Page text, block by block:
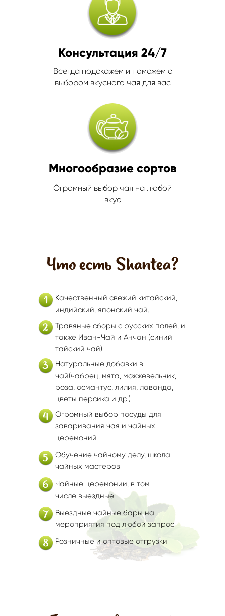
Всегда подскажем и поможем с
выбором вкусного чая для вас
Огромный выбор чая на любой
вкус
Консультация 24/7
Многообразие сортов
Что есть Shantea?
Качественный свежий китайский,
индийский, японский чай.
Травяные сборы с русских полей, и
также Иван-Чай и Анчан (синий
тайский чай)
Огромный выбор посуды для
заваривания чая и чайных
церемоний
Обучение чайному делу, школа
чайных мастеров
Чайные церемонии, в том
числе выездные
Выездные чайные бары на
мероприятия под любой запрос
Розничные и оптовые отгрузки
Натуральные добавки в
чай(чабрец, мята, можжевельник,
роза, османтус, лилия, лаванда,
цветы персика и др.)
1
2
3
4
5
6
7
8